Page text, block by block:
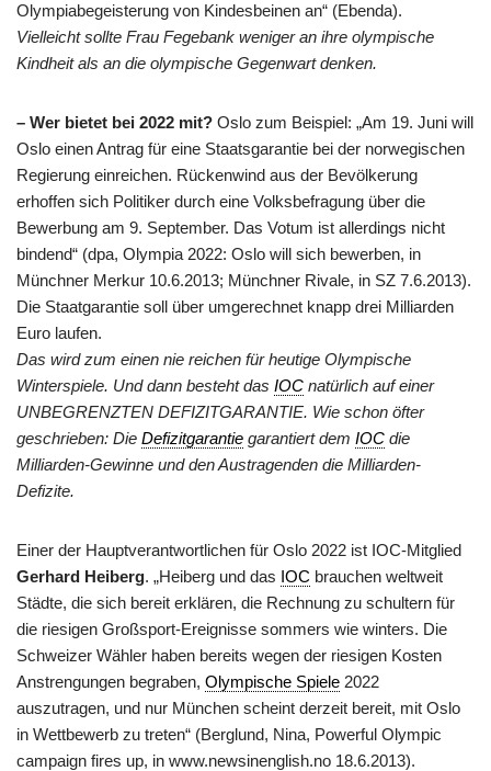
Olympiabegeisterung von Kindesbeinen an“ (Ebenda).
Vielleicht sollte Frau Fegebank weniger an ihre olympische
Kindheit als an die olympische Gegenwart denken.
– Wer bietet bei 2022 mit? Oslo zum Beispiel: „Am 19. Juni will
Oslo einen Antrag für eine Staatsgarantie bei der norwegischen
Regierung einreichen. Rückenwind aus der Bevölkerung
erhoffen sich Politiker durch eine Volksbefragung über die
Bewerbung am 9. September. Das Votum ist allerdings nicht
bindend“ (dpa, Olympia 2022: Oslo will sich bewerben, in
Münchner Merkur 10.6.2013; Münchner Rivale, in SZ 7.6.2013).
Die Staatgarantie soll über umgerechnet knapp drei Milliarden
Euro laufen.
Das wird zum einen nie reichen für heutige Olympische
Winterspiele. Und dann besteht das IOC natürlich auf einer
UNBEGRENZTEN DEFIZITGARANTIE. Wie schon öfter
geschrieben: Die Defizitgarantie garantiert dem IOC die
Milliarden-Gewinne und den Austragenden die Milliarden-
Defizite.
Einer der Hauptverantwortlichen für Oslo 2022 ist IOC-Mitglied
Gerhard Heiberg. „Heiberg und das IOC brauchen weltweit
Städte, die sich bereit erklären, die Rechnung zu schultern für
die riesigen Großsport-Ereignisse sommers wie winters. Die
Schweizer Wähler haben bereits wegen der riesigen Kosten
Anstrengungen begraben, Olympische Spiele 2022
auszutragen, und nur München scheint derzeit bereit, mit Oslo
in Wettbewerb zu treten“ (Berglund, Nina, Powerful Olympic
campaign fires up, in www.newsinenglish.no 18.6.2013).